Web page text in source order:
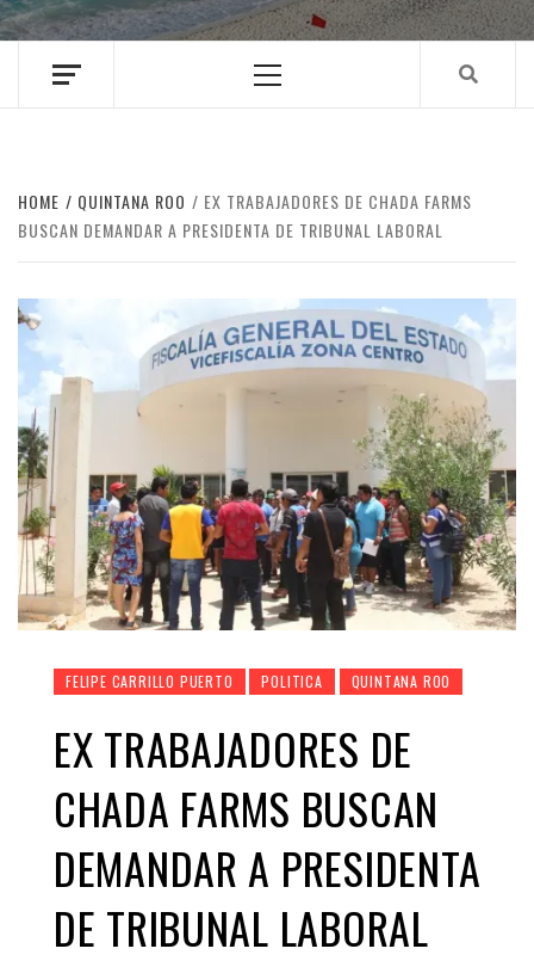
Menu
HOME QUINTANA ROO
EX TRABAJADORES DE CHADA FARMS
BUSCAN DEMANDAR A PRESIDENTA DE TRIBUNAL LABORAL
FELIPE CARRILLO PUERTO POLITICA QUINTANA ROO
EX TRABAJADORES DE
CHADA FARMS BUSCAN
DEMANDAR A PRESIDENTA
DE TRIBUNAL LABORAL